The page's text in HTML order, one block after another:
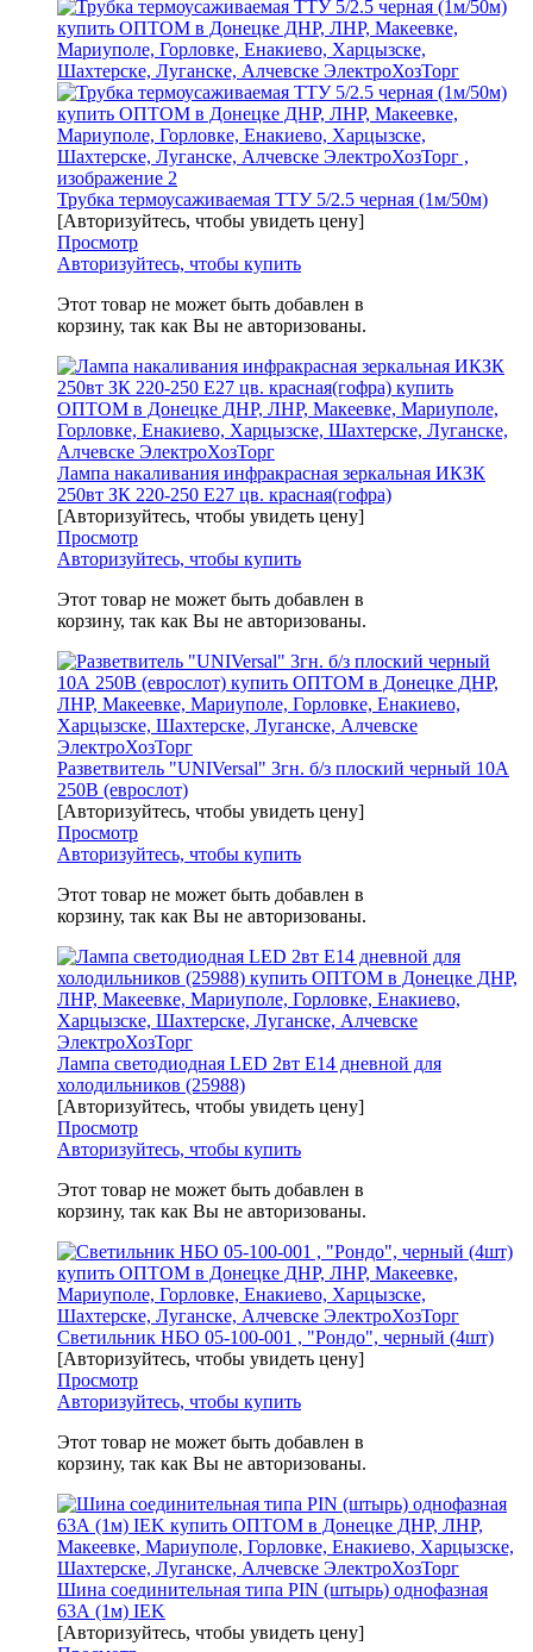
Трубка термоусаживаемая ТТУ 5/2.5 черная (1м/50м)
[Авторизуйтесь, чтобы увидеть цену]
Просмотр
Авторизуйтесь, чтобы купить
Этот товар не может быть добавлен в
корзину, так как Вы не авторизованы.
Лампа накаливания инфракрасная зеркальная ИКЗК
250вт ЗК 220-250 E27 цв. красная(гофра)
[Авторизуйтесь, чтобы увидеть цену]
Просмотр
Авторизуйтесь, чтобы купить
Этот товар не может быть добавлен в
корзину, так как Вы не авторизованы.
Разветвитель "UNIVersal" 3гн. б/з плоский черный 10А
250В (еврослот)
[Авторизуйтесь, чтобы увидеть цену]
Просмотр
Авторизуйтесь, чтобы купить
Этот товар не может быть добавлен в
корзину, так как Вы не авторизованы.
Лампа светодиодная LED 2вт Е14 дневной для
холодильников (25988)
[Авторизуйтесь, чтобы увидеть цену]
Просмотр
Авторизуйтесь, чтобы купить
Этот товар не может быть добавлен в
корзину, так как Вы не авторизованы.
Светильник НБО 05-100-001 , "Рондо", черный (4шт)
[Авторизуйтесь, чтобы увидеть цену]
Просмотр
Авторизуйтесь, чтобы купить
Этот товар не может быть добавлен в
корзину, так как Вы не авторизованы.
Шина соединительная типа PIN (штырь) однофазная
63А (1м) IEK
[Авторизуйтесь, чтобы увидеть цену]